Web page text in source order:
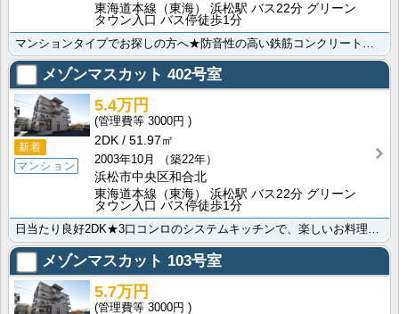
東海道本線（東海） 浜松駅 バス22分 グリーン
タウン入口 バス停徒歩1分
マンションタイプでお探しの方へ★防音性の高い鉄筋コンクリート造で音が気になる方にもオススメ！入居した･･･
メゾンマスカット 402号室
新着
マンション
5.4万円
3000円
2DK
51.97㎡
2003年10月
（築22年）
浜松市中央区和合北
東海道本線（東海） 浜松駅 バス22分 グリーン
タウン入口 バス停徒歩1分
日当たり良好2DK★3口コンロのシステムキッチンで、楽しいお料理タイムを満喫しませんか？留守がちな方･･･
メゾンマスカット 103号室
5.7万円
3000円